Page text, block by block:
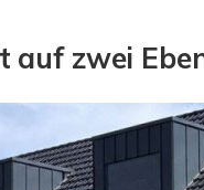
zwei